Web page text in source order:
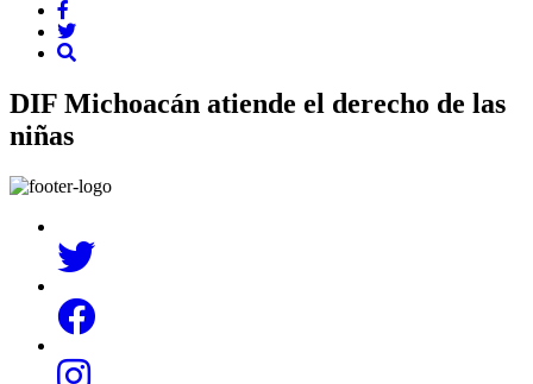
DIF Michoacán atiende el derecho de las
niñas